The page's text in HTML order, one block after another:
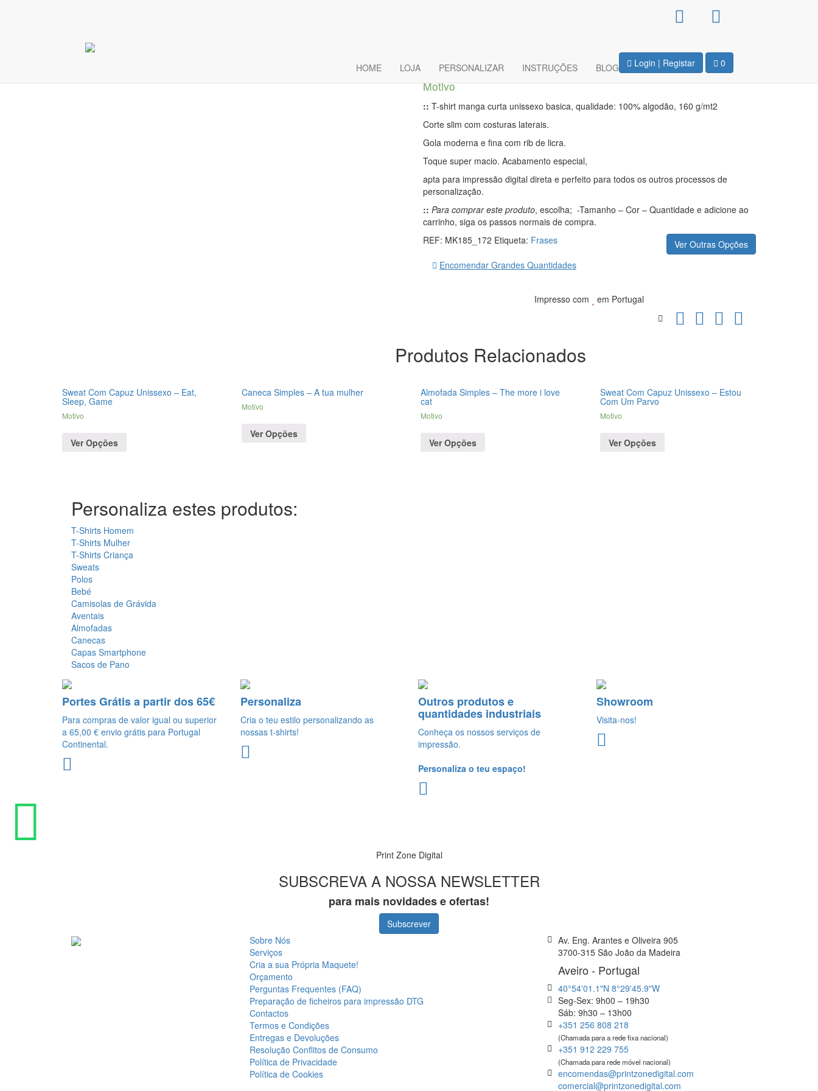
Login | Registar 0
HOME LOJA PERSONALIZAR INSTRUÇÕES BLOG
uma namorada linda
Motivo
:: T-shirt manga curta unissexo basica, qualidade: 100% algodão, 160 g/mt2
Corte slim com costuras laterais.
Gola moderna e fina com rib de licra.
Toque super macio. Acabamento especial,
apta para impressão digital direta e perfeito para todos os outros processos de
personalização.
:: Para comprar este produto, escolha; -Tamanho – Cor – Quantidade e adicione ao
carrinho, siga os passos normais de compra.
Ver Outras Opções
REF: MK185_172 Etiqueta: Frases
Encomendar Grandes Quantidades
Impresso com em Portugal
Produtos Relacionados
Sweat Com Capuz Unissexo – Eat,
Sleep, Game
Motivo
Ver Opções
Caneca Simples – A tua mulher
Motivo
Ver Opções
Almofada Simples – The more i love
cat
Motivo
Ver Opções
Sweat Com Capuz Unissexo – Estou
Com Um Parvo
Motivo
Ver Opções
Personaliza estes produtos:
T-Shirts Homem
T-Shirts Mulher
T-Shirts Criança
Sweats
Polos
Bebé
Camisolas de Grávida
Aventais
Almofadas
Canecas
Capas Smartphone
Sacos de Pano
Portes Grátis a partir dos 65€
Para compras de valor igual ou superior
a 65,00 € envio grátis para Portugal
Continental.
Personaliza
Cria o teu estilo personalizando as
nossas t-shirts!
Outros produtos e
quantidades industriais
Conheça os nossos serviços de
impressão.
Personaliza o teu espaço!
Showroom
Visita-nos!
Print Zone Digital
SUBSCREVA A NOSSA NEWSLETTER
para mais novidades e ofertas!
Subscrever
Sobre Nós
Serviços
Cria a sua Própria Maquete!
Orçamento
Perguntas Frequentes (FAQ)
Preparação de ficheiros para impressão DTG
Contactos
Termos e Condições
Entregas e Devoluções
Resolução Conflitos de Consumo
Política de Privacidade
Política de Cookies
Av. Eng. Arantes e Oliveira 905
3700-315 São João da Madeira
Aveiro - Portugal
40°54'01.1"N 8°29'45.9"W
Seg-Sex: 9h00 – 19h30
Sáb: 9h30 – 13h00
+351 256 808 218
(Chamada para a rede fixa nacional)
+351 912 229 755
(Chamada para rede móvel nacional)
encomendas@printzonedigital.com
comercial@printzonedigital.com